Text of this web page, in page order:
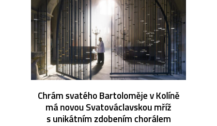
Chrám svatého Bartoloměje v Kolíně
má novou Svatováclavskou mříž
s unikátním zdobením chorálem